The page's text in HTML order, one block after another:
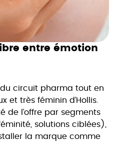
entre émotion
circuit pharma tout en
et très féminin d’Hollis.
de l’offre par segments
solutions ciblées),
la marque comme